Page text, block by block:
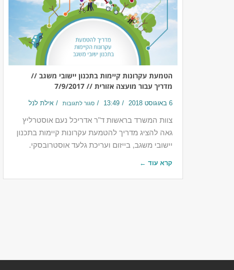
הטמעת עקרונות קיימות בתכנון יישובי משגב //
מדריך עבור מועצה אזורית // 7/9/2017
6 באוגוסט 2018 13:49 סגור לתגובות אילת לנל
צוות המשרד בראשות ד"ר אדריכל נעם אוסטרליץ
גאה להציג מדריך להטמעת עקרונות קיימות בתכנון
יישובי משגב, בייזום ועריכת גלעד אוסטרובסקי.
קרא עוד ←